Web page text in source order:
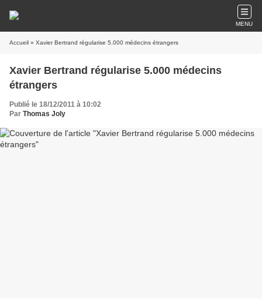
MENU
Accueil » Xavier Bertrand régularise 5.000 médecins étrangers
Xavier Bertrand régularise 5.000 médecins
étrangers
Publié le 18/12/2011 à 10:02
Par Thomas Joly